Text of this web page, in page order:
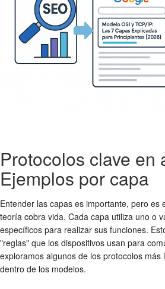
Protocolos clave en
Ejemplos por capa
Entender las capas es importante, pero es
teoría cobra vida. Cada capa utiliza uno o
específicos para realizar sus funciones.
"reglas" que los dispositivos usan para
exploramos algunos de los protocolos más
dentro de los modelos.